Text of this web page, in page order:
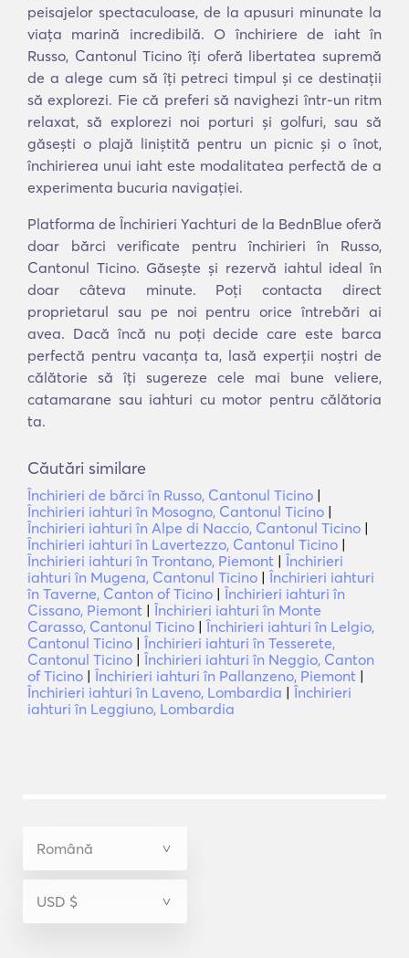
peisajelor spectaculoase, de la apusuri minunate la
viața marină incredibilă. O închiriere de iaht în
Russo, Cantonul Ticino îți oferă libertatea supremă
de a alege cum să îți petreci timpul și ce destinații
să explorezi. Fie că preferi să navighezi într-un ritm
relaxat, să explorezi noi porturi și golfuri, sau să
găsești o plajă liniștită pentru un picnic și o înot,
închirierea unui iaht este modalitatea perfectă de a
experimenta bucuria navigației.
Platforma de Închirieri Yachturi de la BednBlue oferă
doar bărci verificate pentru închirieri în Russo,
Cantonul Ticino. Găsește și rezervă iahtul ideal în
doar câteva minute. Poți contacta direct
proprietarul sau pe noi pentru orice întrebări ai
avea. Dacă încă nu poți decide care este barca
perfectă pentru vacanța ta, lasă experții noștri de
călătorie să îți sugereze cele mai bune veliere,
catamarane sau iahturi cu motor pentru călătoria
ta.
Căutări similare
Închirieri de bărci în Russo, Cantonul Ticino |
Închirieri iahturi în Mosogno, Cantonul Ticino |
Închirieri iahturi în Alpe di Naccio, Cantonul Ticino |
Închirieri iahturi în Lavertezzo, Cantonul Ticino |
Închirieri iahturi în Trontano, Piemont | Închirieri
iahturi în Mugena, Cantonul Ticino | Închirieri iahturi
în Taverne, Canton of Ticino | Închirieri iahturi în
Cissano, Piemont | Închirieri iahturi în Monte
Carasso, Cantonul Ticino | Închirieri iahturi în Lelgio,
Cantonul Ticino | Închirieri iahturi în Tesserete,
Cantonul Ticino | Închirieri iahturi în Neggio, Canton
of Ticino | Închirieri iahturi în Pallanzeno, Piemont |
Închirieri iahturi în Laveno, Lombardia | Închirieri
iahturi în Leggiuno, Lombardia